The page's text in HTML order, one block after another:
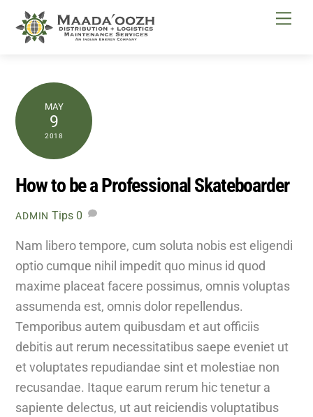
MAY
9
2018
How to be a Professional Skateboarder
ADMIN Tips 0
Nam libero tempore, cum soluta nobis est eligendi
optio cumque nihil impedit quo minus id quod
maxime placeat facere possimus, omnis voluptas
assumenda est, omnis dolor repellendus.
Temporibus autem quibusdam et aut officiis
debitis aut rerum necessitatibus saepe eveniet ut
et voluptates repudiandae sint et molestiae non
recusandae. Itaque earum rerum hic tenetur a
sapiente delectus, ut aut reiciendis voluptatibus